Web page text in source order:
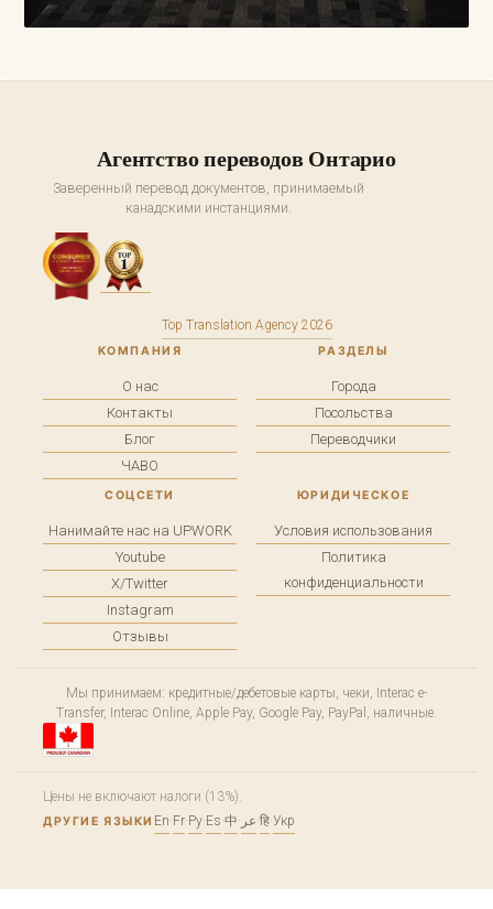
Агентство переводов Онтарио
Заверенный перевод документов, принимаемый
канадскими инстанциями.
Top Translation Agency 2026
КОМПАНИЯ
О нас
Контакты
Блог
ЧАВО
РАЗДЕЛЫ
Города
Посольства
Переводчики
СОЦСЕТИ
Нанимайте нас на UPWORK
Youtube
X/Twitter
Instagram
Отзывы
ЮРИДИЧЕСКОЕ
Условия использования
Политика
конфиденциальности
Мы принимаем: кредитные/дебетовые карты, чеки, Interac e-
Transfer, Interac Online, Apple Pay, Google Pay, PayPal, наличные.
Цены не включают налоги (13%).
ДРУГИЕ ЯЗЫКИ En·Fr·Ру·Es·中· عر·हि·Укр